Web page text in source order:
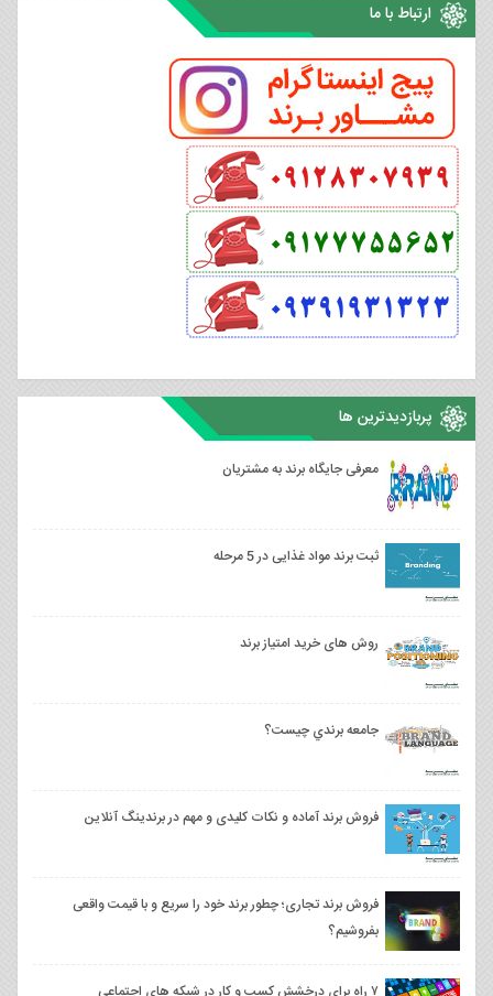
ارتباط با ما
پربازدیدترین ها
معرفی جایگاه برند به مشتریان
ثبت برند مواد غذایی در 5 مرحله
روش های خرید امتیاز برند
جامعه برندي چیست؟
فروش برند آماده و نکات کلیدی و مهم در برندینگ آنلاین
فروش برند تجاری؛ چطور برند خود را سریع و با قیمت واقعی
بفروشیم؟